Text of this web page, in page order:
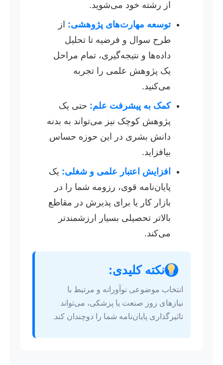
از رشته خود می‌شوید.
توسعه مهارت‌های پژوهشی: از
طرح سوال و فرضیه تا تحلیل
داده‌ها و نتیجه‌گیری، تمام مراحل
یک پژوهش علمی را تجربه
می‌کنید.
کمک به پیشرفت علم: حتی یک
پژوهش کوچک نیز می‌تواند به بدنه
دانش بشری در این حوزه حساس
بیافزاید.
افزایش اعتبار علمی و شغلی: یک
پایان‌نامه قوی، رزومه شما را در
بازار کار یا برای پذیرش در مقاطع
بالاتر تحصیلی بسیار ارزشمندتر
می‌کند.
نکته کلیدی:
انتخاب موضوعی نوآورانه و مرتبط با
نیازهای روز صنعت یا پزشکی، می‌تواند
تاثیرگذاری پایان‌نامه شما را دوچندان کند.